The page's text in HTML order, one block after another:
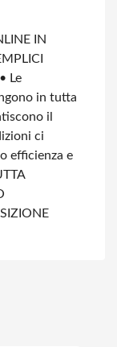
IN
• Le
in tutta
il
ci
efficienza e